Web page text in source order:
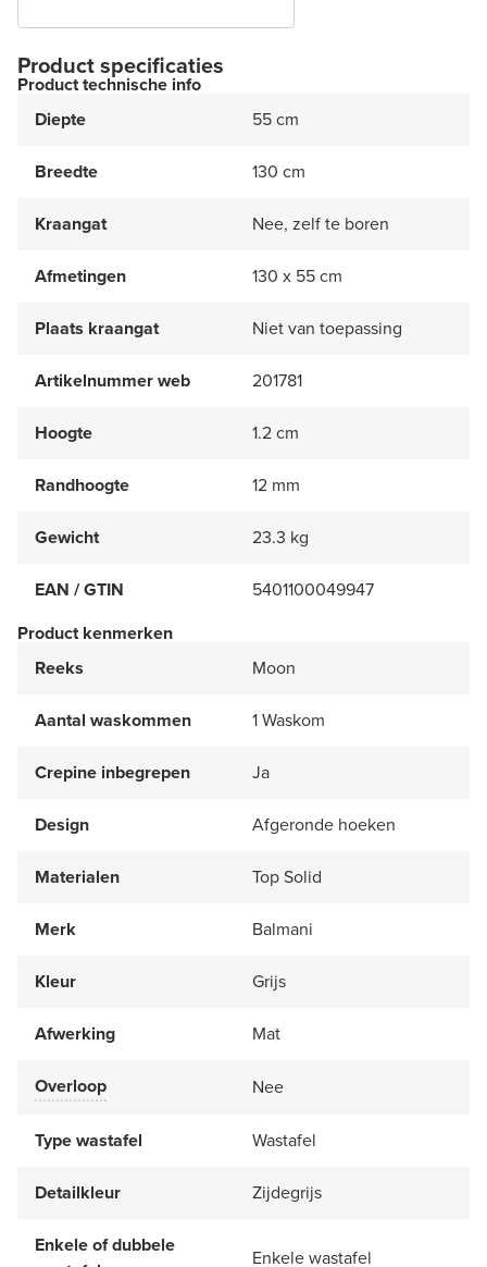
Product specificaties
Product technische info
Diepte
55 cm
Breedte 130 cm
Kraangat Nee, zelf te boren
Afmetingen 130 x 55 cm
Plaats kraangat Niet van toepassing
Artikelnummer web 201781
Hoogte 1.2 cm
Randhoogte 12 mm
Gewicht 23.3 kg
EAN / GTIN
5401100049947
Product kenmerken
Reeks
Moon
Aantal waskommen 1 Waskom
Crepine inbegrepen Ja
Design Afgeronde hoeken
Materialen Top Solid
Merk Balmani
Kleur Grijs
Afwerking Mat
Overloop Nee
Type wastafel Wastafel
Detailkleur Zijdegrijs
Enkele of dubbele
Enkele wastafel